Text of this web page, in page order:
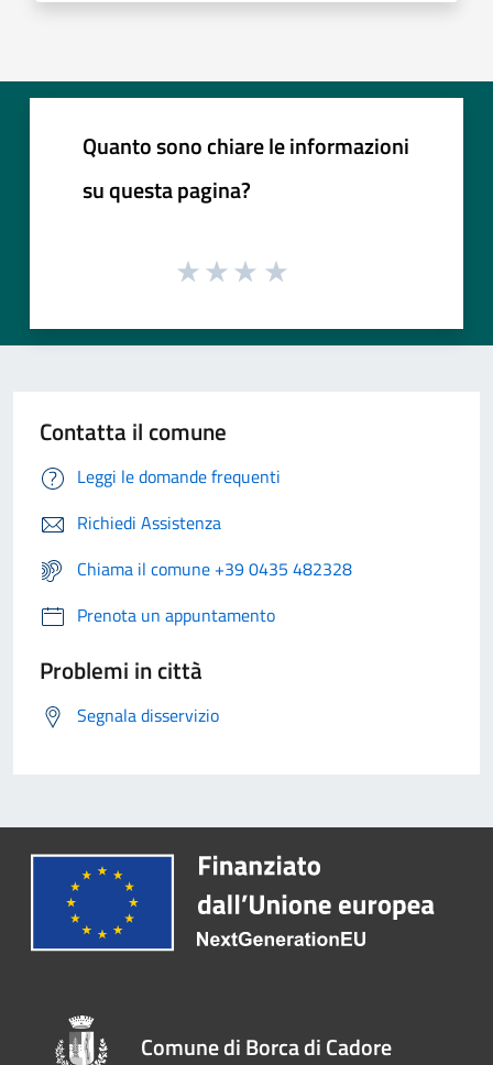
Quanto sono chiare le informazioni
su questa pagina?
Contatta il comune
Leggi le domande frequenti
Richiedi Assistenza
Chiama il comune +39 0435 482328
Prenota un appuntamento
Problemi in città
Segnala disservizio
Comune di Borca di Cadore